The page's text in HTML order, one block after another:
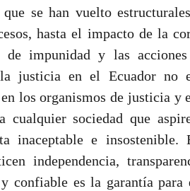
se han vuelto
hasta el impacto de la
de impunidad y las
justicia en el Ecuador no
los organismos de justicia y
cualquier sociedad que
inaceptable e insostenible.
independencia,
es la garantía para